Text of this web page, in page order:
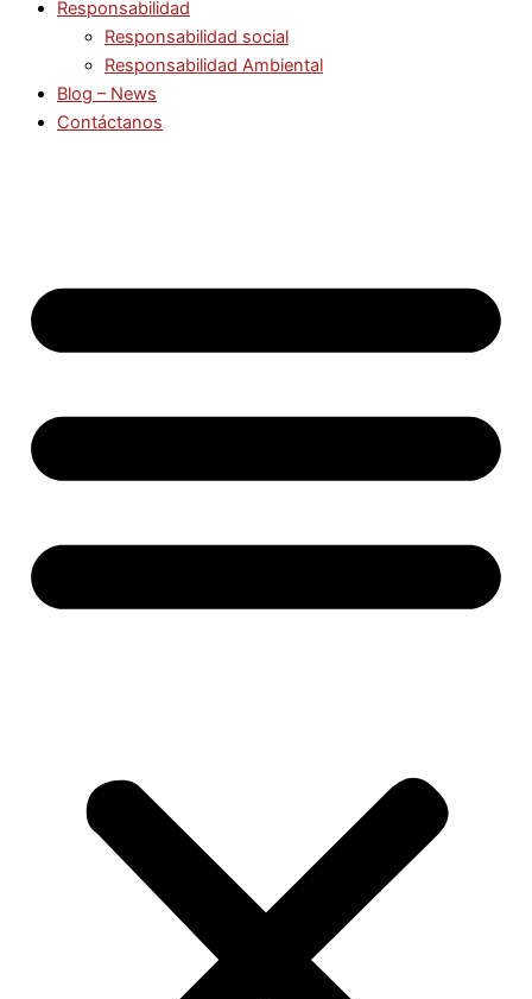
Responsabilidad
Responsabilidad social
Responsabilidad Ambiental
Blog – News
Contáctanos